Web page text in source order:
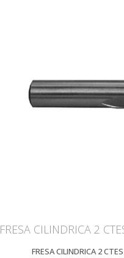
ZOOM
FRESA CILINDRICA 2
FRESA CILINDRICA 2